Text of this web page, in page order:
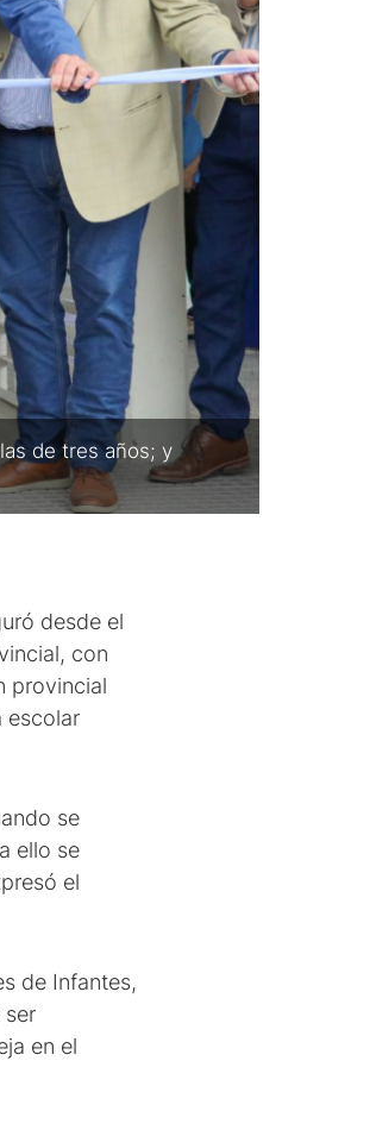
de tres años; y
desde el
con
provincial
escolar
se
ello se
el
de Infantes,
ser
en el